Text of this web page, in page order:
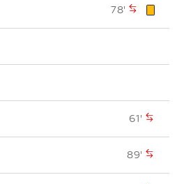
78'
61'
89'